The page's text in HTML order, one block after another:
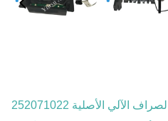
قطع غيار ماكينات الصراف الآلي الأصلية 252071022